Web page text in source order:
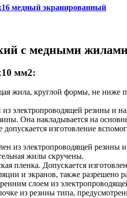
медный экранированный
с медными
мм2:
жила, круглой формы, не ниже
электропроводящей резины и
Она накладывается на
допускается изготовление
из электропроводящей резины
жилы скручены.
пленка. Допускается
и экранов, также разрешено
слоем из
из резины типа,